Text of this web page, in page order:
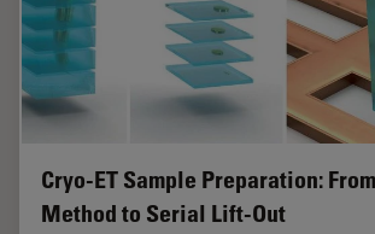
Cryo-ET Sample Preparation:
Method to Serial Lift-Out